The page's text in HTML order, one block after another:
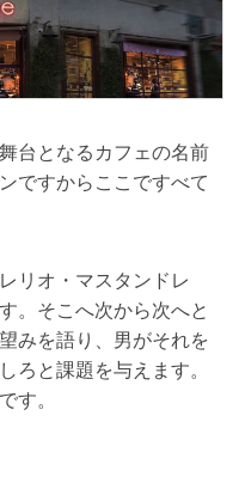
台となるカフェの名前
ですからここですべて
リオ・マスタンドレ
。そこへ次から次へと
みを語り、男がそれを
ろと課題を与えます。
す。